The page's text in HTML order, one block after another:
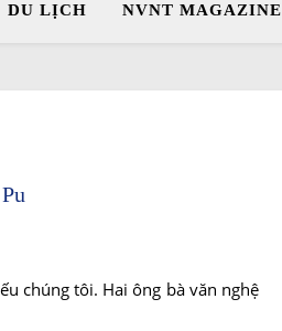
DU LỊCH NVNT MAGAZINE
chúng tôi. Hai ông bà văn nghệ